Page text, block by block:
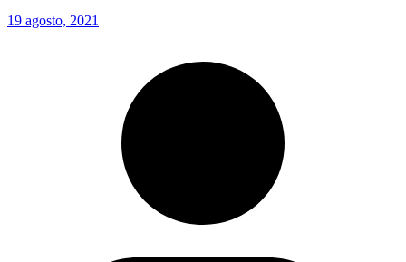
19 agosto, 2021